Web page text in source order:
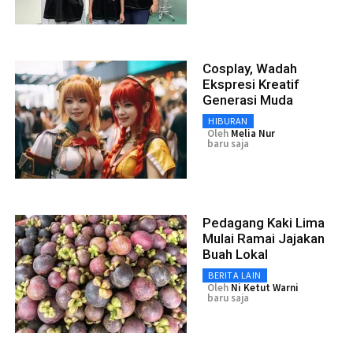
Cosplay, Wadah
Ekspresi Kreatif
Generasi Muda
HIBURAN
Oleh Melia Nur
baru saja
Pedagang Kaki Lima
Mulai Ramai Jajakan
Buah Lokal
BERITA LAIN
Oleh Ni Ketut Warni
baru saja